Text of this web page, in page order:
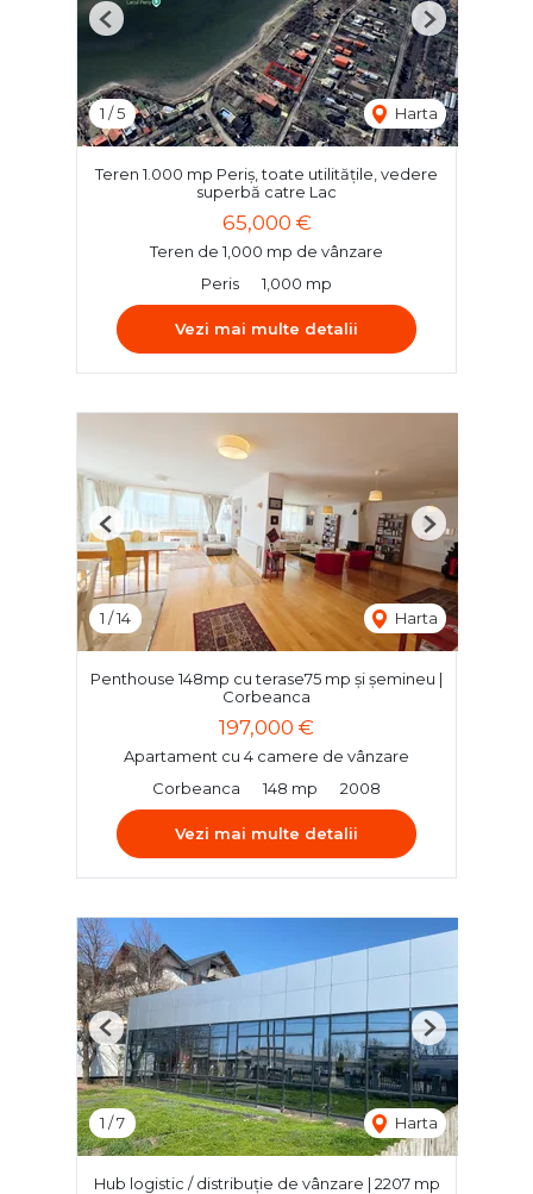
1 /5 Harta
Previous Next
Teren 1.000 mp Periș, toate utilitățile, vedere
superbă catre Lac
65,000 €
Teren de 1,000 mp de vânzare
Peris
1,000 mp
Vezi mai multe detalii
1 /14 Harta
Previous Next
Penthouse 148mp cu terase75 mp și șemineu |
Corbeanca
197,000 €
Apartament cu 4 camere de vânzare
Corbeanca
148 mp 2008
Vezi mai multe detalii
1 /7 Harta
Previous Next
Hub logistic / distribuție de vânzare | 2207 mp